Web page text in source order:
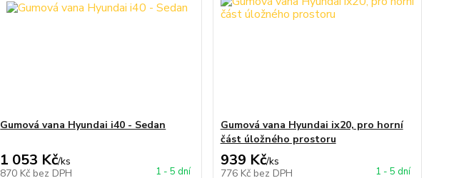
Gumová vana Hyundai i40 - Sedan
1 053 Kč/ks
870 Kč bez DPH 1 - 5 dní
Gumová vana Hyundai ix20, pro horní
část úložného prostoru
939 Kč/ks
776 Kč bez DPH 1 - 5 dní